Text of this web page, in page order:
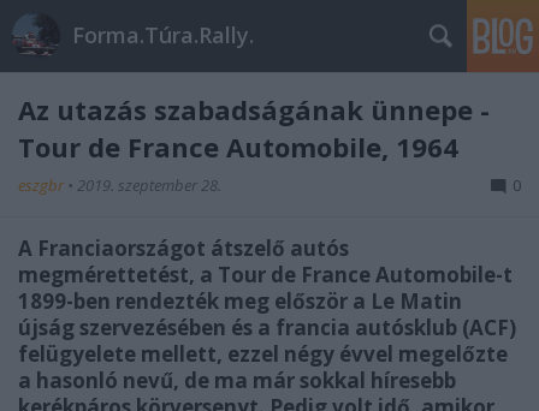
Forma.Túra.Rally.
Az utazás szabadságának ünnepe -
Tour de France Automobile, 1964
eszgbr • 2019. szeptember 28. 0
A Franciaországot átszelő autós
megmérettetést, a Tour de France Automobile-t
1899-ben rendezték meg először a Le Matin
újság szervezésében és a francia autósklub (ACF)
felügyelete mellett, ezzel négy évvel megelőzte
a hasonló nevű, de ma már sokkal híresebb